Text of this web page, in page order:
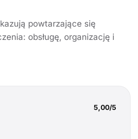
powtarzające się
obsługę, organizację i
5,00/5